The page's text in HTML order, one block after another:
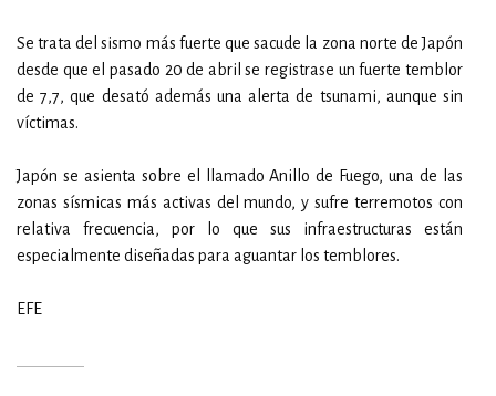
Se trata del sismo más fuerte que sacude la zona norte de Japón
desde que el pasado 20 de abril se registrase un fuerte temblor
de 7,7, que desató además una alerta de tsunami, aunque sin
víctimas.
Japón se asienta sobre el llamado Anillo de Fuego, una de las
zonas sísmicas más activas del mundo, y sufre terremotos con
relativa frecuencia, por lo que sus infraestructuras están
especialmente diseñadas para aguantar los temblores.
EFE